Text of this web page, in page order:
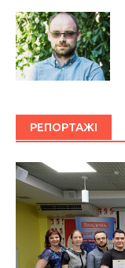
РЕПОРТАЖІ